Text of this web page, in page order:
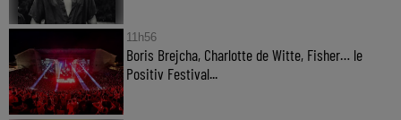
11h56
Boris Brejcha, Charlotte de Witte, Fisher… le
Positiv Festival...